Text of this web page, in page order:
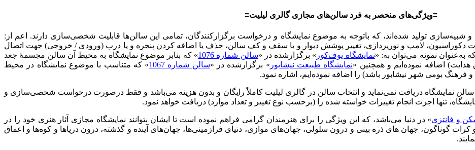
≡ویژگی‌های منحصر به فرد سالن‌های مجازی گالری لیلیت≡
تولید شده‌اند، که باتوجه به موضوع نمایشگاه و درخواست برگزارکنندگان، تمامی این سالن‌ها قابلیت شخصی‌سازی دارند. اعم از:
دکوراسیون، لامپ و نورپردازی، تغییر پوشش دیوار و یا سقف و کف سالن، حذف یا اضافه کردن پنجره و یا درب (ورودی / خروجی) جهت اتصال
به‌عنوان نمونه می‌توان به: «نمایشگاه بوف‌کور » برگزارشده در «سالن شماره 1076
» که بنابر موضوع نمایشگاه به محیط آن سالن مجسمهٔ جغد
هدایت) اضافه نموده‌ایم و همچنین «نمایشگاه طبیعت نیشابور » برگزارشده در «سالن شماره 1067
» که متناسب با موضوع نمایشگاه در محیط
فرهنگ بومی شهر نیشابور باشد) را اضافه نموده‌ایم، اشاره نمود.
سالن نمایشگاه دریافت نمی‌نماید و انتخاب سالن در گالری لیلیت کاملاً رایگان و بدون هزینه می‌باشد و فقط درصورت درخواست شخصی‌سازی و
تنها اجرت انجام تغییرات خواسته شده را (برحسب نوع تغییر و تعداد موارد) دریافت خواهد نمود.
و فانتزی» در دنیا می‌باشد، که این ویژگی را برای هنرمندان گرامی فراهم نموده است تا ایشان بتوانند نمایشگاه مجازی آثار هنری خود را در
گوناگون، جهان های ذره بینی و درون سلولی، جهان‌های موازی، دنیای فرازمینی‌ها، جهان‌های آینده و گذشته، درون دریاها و کوه‌ها و اعماق